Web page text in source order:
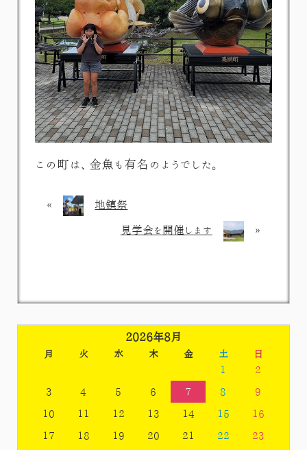
この町は、金魚も有名のようでした。
« 地鎮祭
見学会を開催します »
2026年8月
月 火 水 木 金 土 日
1 2
3 4 5 6 7 8 9
10 11 12 13 14 15 16
17 18 19 20 21 22 23